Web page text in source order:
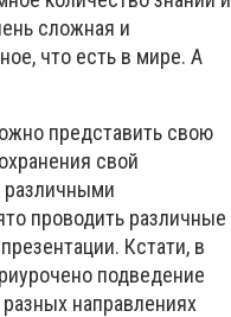
сложная и
что есть в мире. А
представить свою
свой
проводить различные
Кстати, в
подведение
направлениях